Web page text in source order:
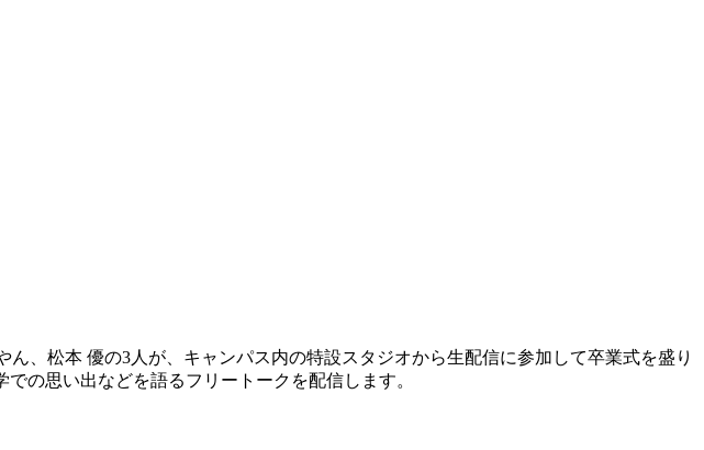
、松本 優の3人が、キャンパス内の特設スタジオから生配信に参加して卒業式を盛り
の思い出などを語るフリートークを配信します。